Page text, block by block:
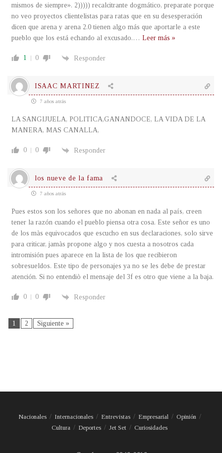
mismos de siempre». 2))))) recalcitrante dogmático, preparate porque
no veo proyectos clientelistas para ratas que en su desesperación
dicen que arena y arena 2.0 tienen algo más que aportarle a este
pueblo que los está echando al excusado. … Leer más »
1 0 Responder
ISAAC MARTINEZ
7 años atrás
LA SANGIJUELA, POLITICA,GANANDOCE, LA VIDA DE LA
MANERA, MAS CANALLA,
0 0 Responder
los nueve de la fama
7 años atrás
Pues estos son los señores que no abonan en nada al país, creen
tener la razón cuando el pueblo piensa otra cosa. Este señor es uno
de los màs equivocados que escucho en sus declaraciones, solo sirve
para criticar, jamàs propone algo y nos cuesta a nosotros cada
intromisión pues aparece en la lista de los que recibieron
sobresueldos. Este tipo de personajes ya no se les debe de prestar
atención. Si no entendiò el mensaje del 3f es otro que viene a la baja.
0 0 Responder
1 2 Siguiente »
Nacionales Internacionales Entrevistas Empresarial
Opinión
Cultura
Deportes Jet Set Curiosidades